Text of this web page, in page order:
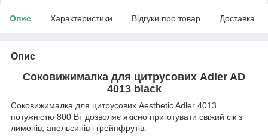
Опис Характеристики Відгуки про товар Доставка
Опис
Соковижималка для цитрусових Adler AD
4013 black
Соковижималка для цитрусових Aesthetic Adler 4013
потужністю 800 Вт дозволяє якісно приготувати свіжий сік з
лимонів, апельсинів і грейпфрутів.